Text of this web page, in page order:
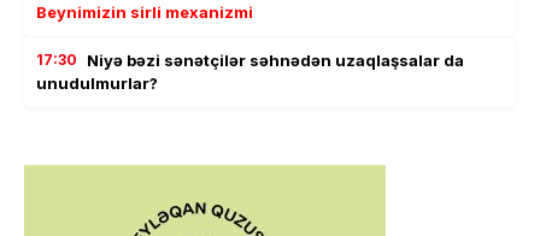
Beynimizin sirli mexanizmi
17:30
Niyə bəzi sənətçilər səhnədən uzaqlaşsalar da
unudulmurlar?